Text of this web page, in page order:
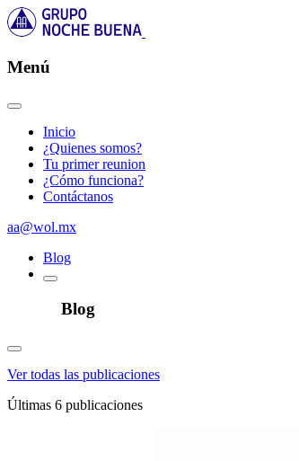
Menú
Inicio
¿Quienes somos?
Tu primer reunion
¿Cómo funciona?
Contáctanos
aa@wol.mx
Blog
Blog
Ver todas las publicaciones
Últimas 6 publicaciones